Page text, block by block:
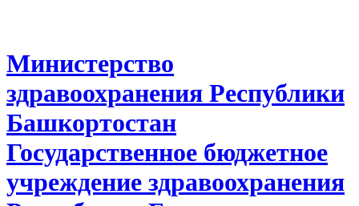
Министерство
здравоохранения Республики
Башкортостан
Государственное бюджетное
учреждение здравоохранения